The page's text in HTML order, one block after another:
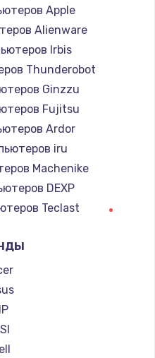
SIM
моста
данных
SSD
Apple
Alienware
Irbis
Thunderobot
Ginzzu
Fujitsu
Ardor
iru
Machenike
DEXP
Teclast
Beelink
CHUWI